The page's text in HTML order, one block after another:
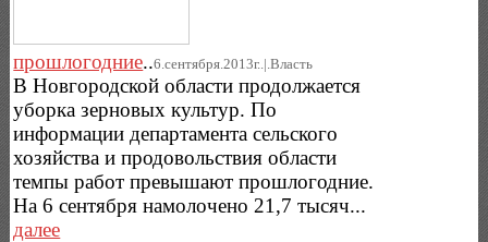
прошлогодние..6.сентября.2013г..|.Власть
В Новгородской области продолжается
уборка зерновых культур. По
информации департамента сельского
хозяйства и продовольствия области
темпы работ превышают прошлогодние.
На 6 сентября намолочено 21,7 тысяч...
далее